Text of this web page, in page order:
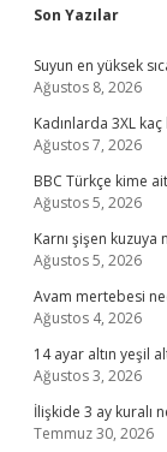
Son Yazılar
Suyun en yüksek
Ağustos 8, 2026
Kadınlarda 3XL
Ağustos 7, 2026
BBC Türkçe kime
Ağustos 5, 2026
Karnı şişen kuzuya
Ağustos 5, 2026
Avam mertebesi
Ağustos 4, 2026
14 ayar altın yeşil
Ağustos 3, 2026
İlişkide 3 ay kuralı
Temmuz 30, 2026